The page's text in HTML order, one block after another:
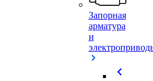
Запорная
арматура
и
chevron_left